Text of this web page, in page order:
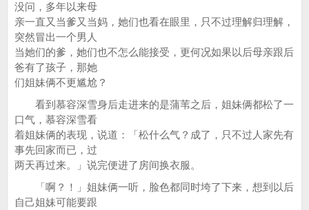
没问，多年以来母
亲一直又当爹又当妈，她们也看在眼里，只不过理解归理解，
突然冒出一个男人
当她们的爹，她们也不怎么能接受，更何况如果以后母亲跟后
爸有了孩子，那她
们姐妹俩不更尴尬？
看到慕容深雪身后走进来的是蒲苇之后，姐妹俩都松了一
口气，慕容深雪看
着姐妹俩的表现，说道：「松什么气？成了，只不过人家先有
事先回家而已，过
两天再过来。」说完便进了房间换衣服。
「啊？！」姐妹俩一听，脸色都同时垮了下来，想到以后
自己姐妹可能要跟